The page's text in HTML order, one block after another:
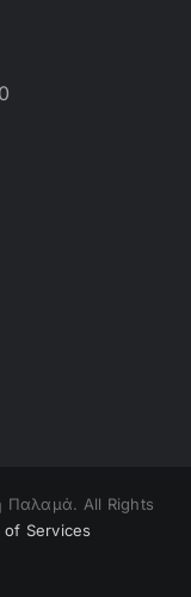
Παλαμά. All Rights
of Services